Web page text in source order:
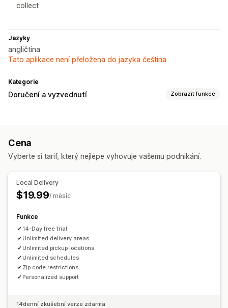
collect
Jazyky
angličtina
Tato aplikace není přeložena do jazyka čeština
Kategorie
Doručení a vyzvednutí Zobrazit funkce
Limity objednávek
Ověření adresy
Na prodejně
Cena
Vyberte si tarif, který nejlépe vyhovuje vašemu podnikání.
Local Delivery
$19.99/ měsíc
Funkce
14-Day free trial
Unlimited delivery areas
Unlimited pickup locations
Unlimited schedules
Zip code restrictions
Personalized support
14denní zkušební verze zdarma